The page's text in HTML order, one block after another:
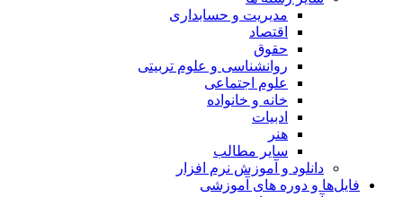
مدیریت و حسابداری
اقتصاد
حقوق
روانشناسی و علوم تربیتی
علوم اجتماعی
خانه و خانواده
ادبیات
هنر
سایر مطالب
دانلود و آموزش نرم افزار
فایل‌ها و دوره های آموزشی